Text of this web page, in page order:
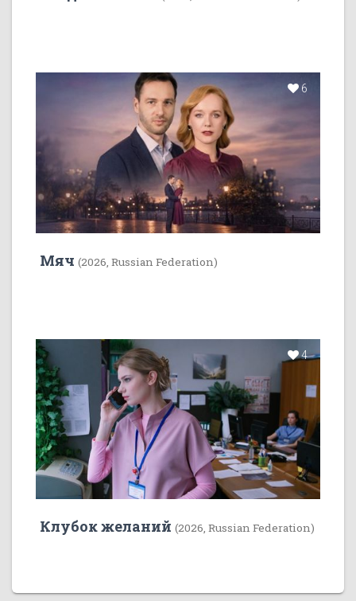
6
Мяч (2026, Russian Federation)
4
Клубок желаний (2026, Russian Federation)